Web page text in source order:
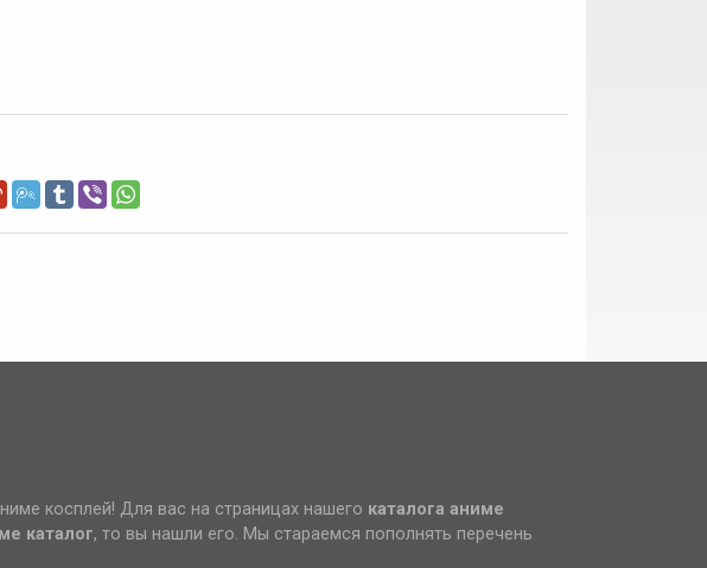
косплей! Для вас на страницах нашего каталога аниме
каталог, то вы нашли его. Мы стараемся пополнять перечень